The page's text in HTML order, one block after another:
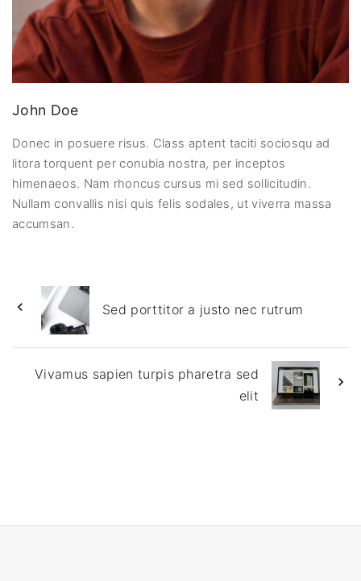
John Doe
Donec in posuere risus. Class aptent taciti sociosqu ad
litora torquent per conubia nostra, per inceptos
himenaeos. Nam rhoncus cursus mi sed sollicitudin.
Nullam convallis nisi quis felis sodales, ut viverra massa
accumsan.
Sed porttitor a justo nec rutrum
Vivamus sapien turpis pharetra sed
elit